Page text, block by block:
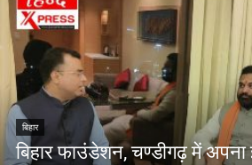
बिहार
बिहार फाउंडेशन, चण्डीगढ़ में